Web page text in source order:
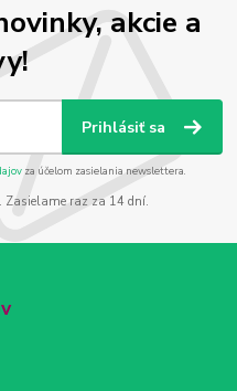
akcie a
Prihlásiť sa
za účelom zasielania newslettera.
Zasielame raz za 14 dní.